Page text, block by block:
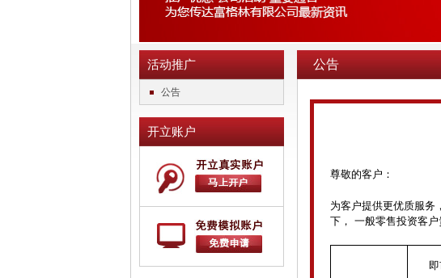
活动推广
公告
开立账户
公告
尊敬的客户：
为客户提供更优质服务
下， 一般零售投资客